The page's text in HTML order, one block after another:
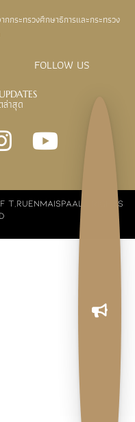
กกระทรวงศึกษาธิการและกระทรวง
FOLLOW US
ล่าสุด
T,RUENMAISPAALL RIGHTS